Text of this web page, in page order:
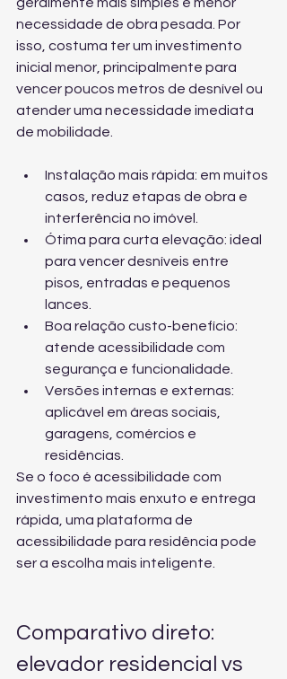
necessidade de obra pesada. Por
isso, costuma ter um investimento
inicial menor, principalmente para
vencer poucos metros de desnível ou
atender uma necessidade imediata
de mobilidade.
Instalação mais rápida: em muitos
casos, reduz etapas de obra e
interferência no imóvel.
Ótima para curta elevação: ideal
para vencer desníveis entre
pisos, entradas e pequenos
lances.
Boa relação custo-benefício:
atende acessibilidade com
segurança e funcionalidade.
Versões internas e externas:
aplicável em áreas sociais,
garagens, comércios e
residências.
Se o foco é acessibilidade com
investimento mais enxuto e entrega
rápida, uma plataforma de
acessibilidade para residência pode
ser a escolha mais inteligente.
Comparativo direto:
elevador residencial vs